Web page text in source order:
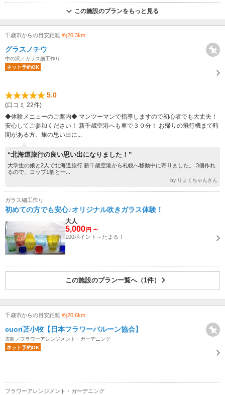
この施設のプランをもっと見る
千歳市からの目安距離 約20.3km
グラスノチウ
中の沢／ガラス細工作り
ネット予約OK
5.0
(口コミ 22件)
◆体験メニューのご案内◆ マンツーマンで指導しますので初心者でも大丈夫！
安心してご参加ください！ 新千歳空港へも車で３０分！ お帰りの飛行機まで時
間がある方、旅の思い出に...
“北海道旅行の良い思い出になりました！”
大学生の娘と2人で北海道旅行 新千歳空港から札幌へ移動中に寄りました。 3個作れ
るので、コップ1個と一...
by りょくちゃんさん
ガラス細工作り
初めての方でも安心♪オリジナル吹きガラス体験！
大人
5,000 円 ～
100ポイント～たまる！
この施設のプラン一覧へ（1件）
千歳市からの目安距離 約20.6km
cuori苫小牧【日本フラワーバルーン協会】
表町／フラワーアレンジメント・ガーデニング
ネット予約OK
フラワーアレンジメント・ガーデニング